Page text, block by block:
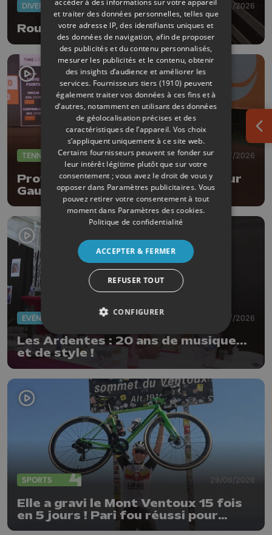
DIVERS 10/07/2026
Rouler à vélo dans la circulation
TENNIS 08/07/2026
Province Open : entrée réussi pour
Gauthier Onclin !
EVÈNEMENTS 03/07/2026
Les Ardentes : 20 ans de musique...
et de style !
SPORTS 29/06/2026
Elle a gravi le Mont Ventoux 15 fois
en 5 jours ! Pari fou réussi pour
Delphine Thirifays
accéder à des informations sur votre appareil
et traiter des données personnelles, telles que
votre adresse IP, des identifiants uniques et
des données de navigation, afin de proposer
des publicités et du contenu personnalisés,
mesurer les publicités et le contenu, obtenir
des insights d’audience et améliorer les
services. Fournisseurs tiers (1910) peuvent
également traiter vos données à ces fins et à
d’autres, notamment en utilisant des données
de géolocalisation précises et des
caractéristiques de l’appareil. Vos choix
s’appliquent uniquement à ce site web.
Certains fournisseurs peuvent se fonder sur
leur intérêt légitime plutôt que sur votre
consentement ; vous avez le droit de vous y
opposer dans Paramètres publicitaires. Vous
pouvez retirer votre consentement à tout
moment dans Paramètres des cookies.
Politique de confidentialité
ACCEPTER & FERMER
REFUSER TOUT
CONFIGURER